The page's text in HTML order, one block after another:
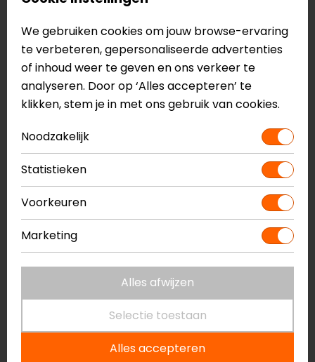
01-07-2026
Bevalt goed.
geen toelichting gegeven
- Vergouwen
Droogt goed en maakt goed schoon zonder
vlekken achter te laten
We gebruiken cookies om jouw browse-ervaring
te verbeteren, gepersonaliseerde advertenties
of inhoud weer te geven en ons verkeer te
analyseren. Door op ‘Alles accepteren’ te
klikken, stem je in met ons gebruik van cookies.
Noodzakelijk
Statistieken
Voorkeuren
Marketing
Alles afwijzen
Selectie toestaan
Alles accepteren